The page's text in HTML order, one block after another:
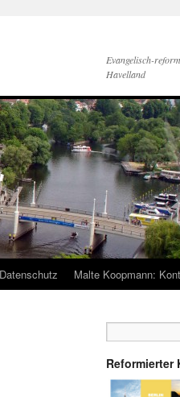
Evangelisch-
Havelland
Malte Koopmann:
Reformierter